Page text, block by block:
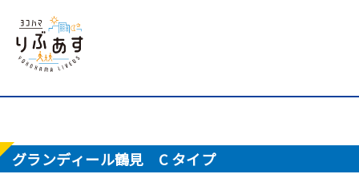
グランディール鶴見 C タイプ